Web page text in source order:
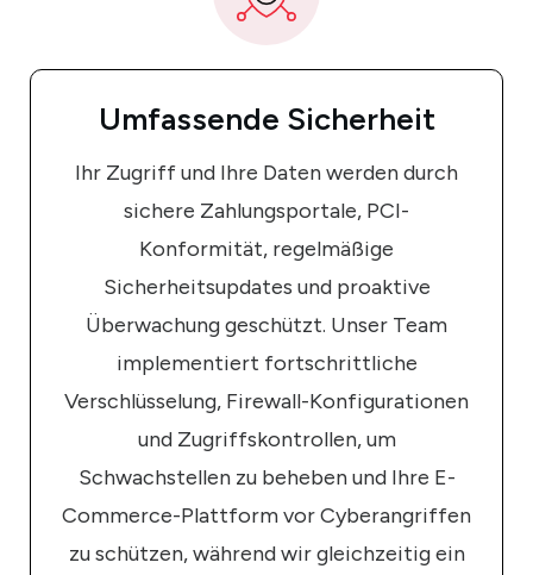
Umfassende Sicherheit
Ihr Zugriff und Ihre Daten werden durch
sichere Zahlungsportale, PCI-
Konformität, regelmäßige
Sicherheitsupdates und proaktive
Überwachung geschützt. Unser Team
implementiert fortschrittliche
Verschlüsselung, Firewall-Konfigurationen
und Zugriffskontrollen, um
Schwachstellen zu beheben und Ihre E-
Commerce-Plattform vor Cyberangriffen
zu schützen, während wir gleichzeitig ein